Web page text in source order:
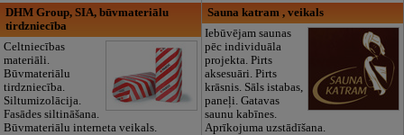
DHM Group, SIA, būvmateriālu
tirdzniecība
Celtniecības
materiāli.
Būvmateriālu
tirdzniecība.
Siltumizolācija.
Fasādes siltināšana.
Būvmateriālu interneta veikals.
Sauna katram , veikals
Iebūvējam saunas
pēc individuāla
projekta. Pirts
aksesuāri. Pirts
krāsnis. Sāls istabas,
paneļi. Gatavas
saunu kabīnes.
Aprīkojuma uzstādīšana.